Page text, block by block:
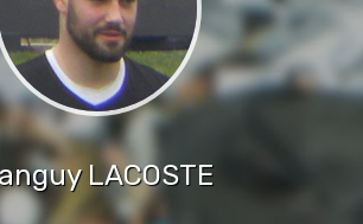
LACOSTE